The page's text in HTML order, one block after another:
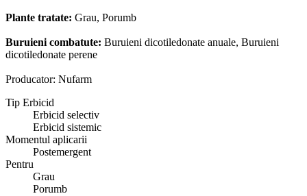
Plante tratate: Grau, Porumb
Buruieni combatute: Buruieni dicotiledonate anuale, Buruieni
dicotiledonate perene
Producator: Nufarm
Tip Erbicid
Erbicid selectiv
Erbicid sistemic
Momentul aplicarii
Postemergent
Pentru
Grau
Porumb